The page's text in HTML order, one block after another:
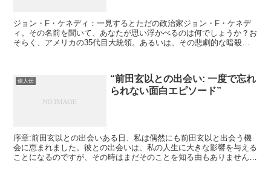
ジョン・F・ケネディ：一見するとただの政治家ジョン・F・ケネデ
ィ。その名前を聞いて、あなたが思い浮かべるのは何でしょうか？お
そらく、アメリカの35代目大統領。あるいは、その悲劇的な暗殺事
偉人伝
“前田玄以との出会い: 一度で忘れ
られない面白エピソード”
序章:前田玄以との出会いある日、私は偶然にも前田玄以と出会う機
会に恵まれました。彼との出会いは、私の人生に大きな影響を与える
ことになるのですが、その時はまだそのことを知る由もありませんで